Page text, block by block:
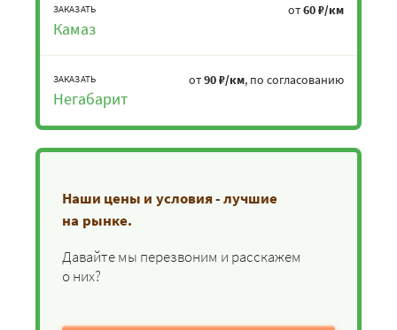
ЗАКАЗАТЬ
Камаз
от60 ₽/км
ЗАКАЗАТЬ
Негабарит
от90 ₽/км, по согласованию
Наши цены и условия - лучшие
на рынке.
Давайте мы перезвоним и расскажем
о них?